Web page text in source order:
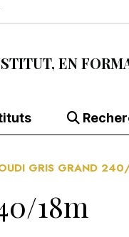
EN
GRIS GRAND
18m